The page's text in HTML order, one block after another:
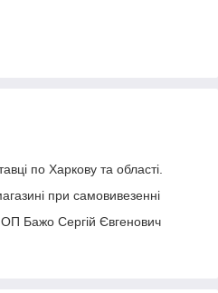
по Харкову та області.
при самовивезенні
Бажо Сергій Євгенович